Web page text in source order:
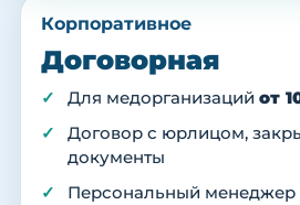
Корпоративное
Договорная
Для медорганизаций от
Договор с юрлицом,
документы
Персональный менеджер